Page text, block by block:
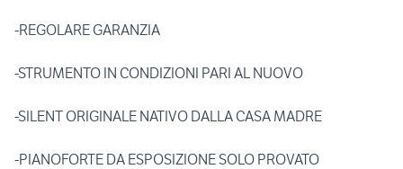
-REGOLARE GARANZIA
-STRUMENTO IN CONDIZIONI PARI AL NUOVO
-SILENT ORIGINALE NATIVO DALLA CASA MADRE
-PIANOFORTE DA ESPOSIZIONE SOLO PROVATO